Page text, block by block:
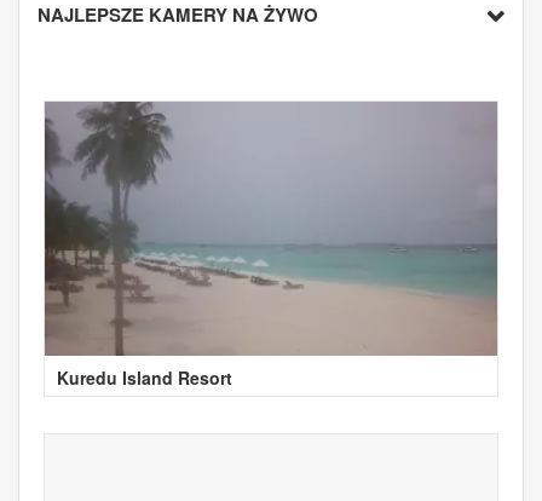
NAJLEPSZE KAMERY NA ŻYWO
Kuredu Island Resort